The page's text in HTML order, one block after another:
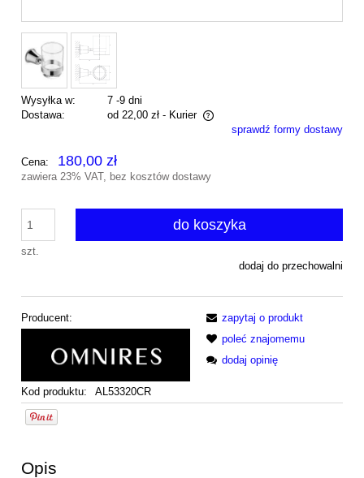
Wysyłka w:
7 -9 dni
Dostawa:
od 22,00 zł - Kurier
Cena nie zawiera ewentualnych kosztów płatnościsprawdź formy dostawy
Cena: 180,00 zł
zawiera 23% VAT, bez kosztów dostawy
szt.
do koszyka
dodaj do przechowalni
Producent:
Kod produktu: AL53320CR
zapytaj o produkt
poleć znajomemu
dodaj opinię
Opis